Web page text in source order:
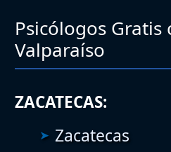
Psicólogos Gratis
Valparaíso
ZACATECAS:
Zacatecas